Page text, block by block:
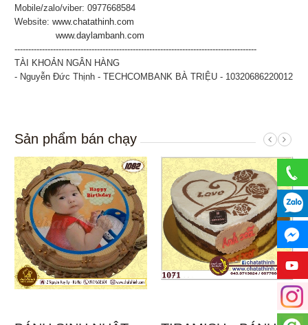
Mobile/zalo/viber: 0977668584
Website:www.chatathinh.com
www.daylambanh.com
----------------------------------------------------------------------------------------
TÀI KHOẢN NGÂN HÀNG
- Nguyễn Đức Thịnh - TECHCOMBANK BÀ TRIỆU - 10320686220012
Sản phẩm bán chạy